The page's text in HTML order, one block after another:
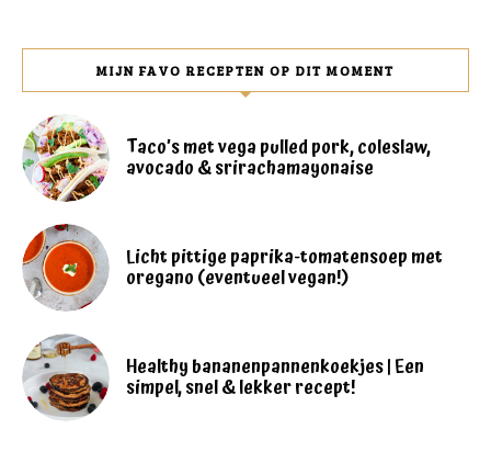
MIJN FAVO RECEPTEN OP DIT MOMENT
Taco’s met vega pulled pork, coleslaw,
avocado & srirachamayonaise
Licht pittige paprika-tomatensoep met
oregano (eventueel vegan!)
Healthy bananenpannenkoekjes | Een
simpel, snel & lekker recept!